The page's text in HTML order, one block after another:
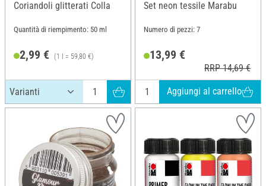
Coriandoli glitterati Colla
Quantità di riempimento: 50 ml
2,99 € (1 l = 59,80 €)
Set neon tessile Marabu
Numero di pezzi: 7
13,99 €
RRP 14,69 €
Aggiungi al carrello